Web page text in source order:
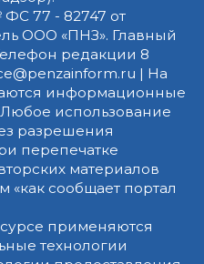
77 - 82747 от
ООО «ПНЗ». Главный
редакции 8
| На
информационные
использование
разрешения
перепечатке
материалов
«как сообщает портал
применяются
технологии